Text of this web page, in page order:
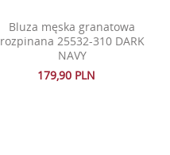
Bluza męska granatowa
rozpinana 25532-310 DARK
NAVY
179,90 PLN